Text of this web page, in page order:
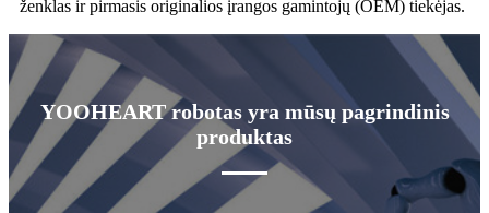
ženklas ir pirmasis originalios įrangos gamintojų (OEM) tiekėjas.
YOOHEART robotas yra mūsų pagrindinis
produktas